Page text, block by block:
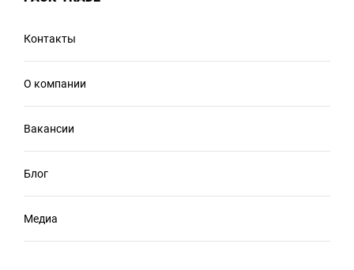
Контакты
О компании
Вакансии
Блог
Медиа